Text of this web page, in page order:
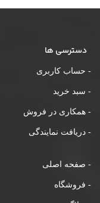
دسترسی ها
- حساب کاربری
- سبد خرید
- همکاری در فروش
- دریافت نمایندگی
- صفحه اصلی
- فروشگاه